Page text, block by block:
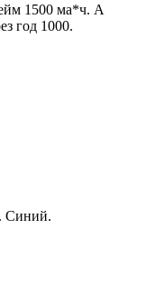
1500 ма*ч. А
год 1000.
Синий.